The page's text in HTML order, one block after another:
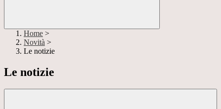
Home >
Novità >
Le notizie
Le notizie